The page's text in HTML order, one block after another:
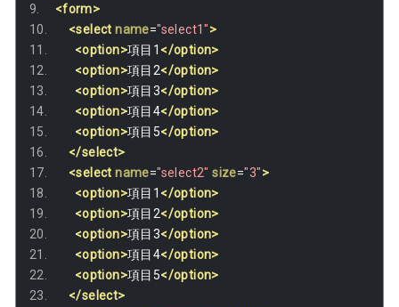
<form>
<select name="select1">
<option>項目1 </option>
<option>項目2</option>
<option>項目3</option>
<option>項目4</option>
<option>項目5</option>
</select>
<select name="select2" size="3">
<option>項目1 </option>
<option>項目2</option>
<option>項目3</option>
<option>項目4</option>
<option>項目5</option>
</select>